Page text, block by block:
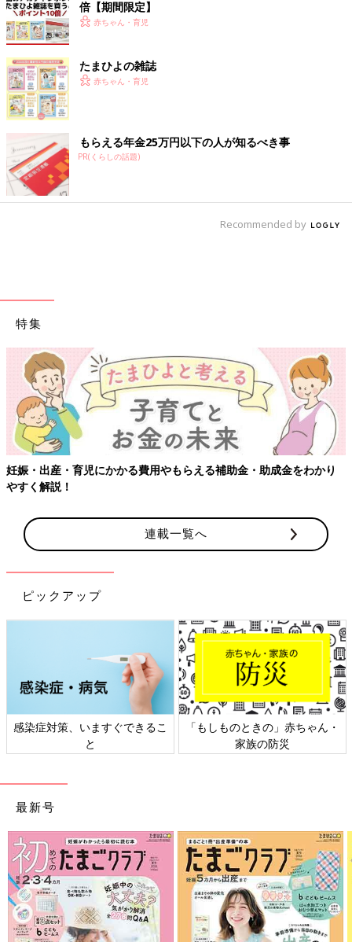
倍【期間限定】
赤ちゃん・育児
たまひよの雑誌
赤ちゃん・育児
もらえる年金25万円以下の人が知るべき事
PR(くらしの話題)
Recommended by
特集
妊娠・出産・育児にかかる費用やもらえる補助金・助成金をわかり
やすく解説！
連載一覧へ
ピックアップ
感染症対策、いますぐできるこ
と
「もしものときの」赤ちゃん・
家族の防災
最新号